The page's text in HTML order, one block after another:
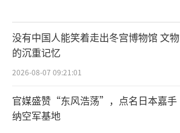
没有中国人能笑着走出冬宫博物馆 文物
的沉重记忆
2026-08-07 09:21:01
官媒盛赞“东风浩荡”，点名日本嘉手
纳空军基地